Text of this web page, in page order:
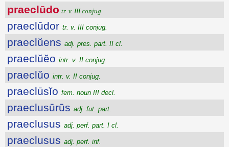
praeclūdo tr. v. III conjug.
praeclūdor tr. v. III conjug.
praeclŭens adj. pres. part. II cl.
praeclŭĕo intr. v. II conjug.
praeclŭo intr. v. II conjug.
praeclūsĭo fem. noun III decl.
praeclusūrūs adj. fut. part.
praeclusus adj. perf. part. I cl.
praeclusus adj. perf. inf.